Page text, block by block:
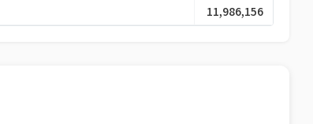
11,986,156